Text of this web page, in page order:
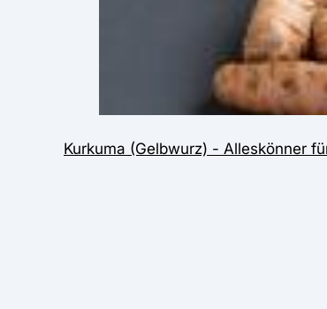
Kurkuma (Gelbwurz) - Alleskönner